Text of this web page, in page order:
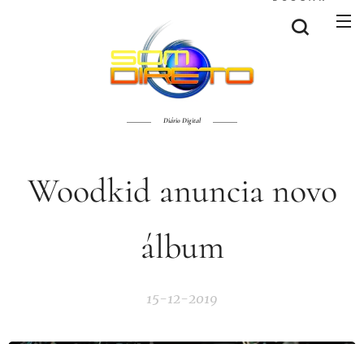
Diário Digital
Woodkid anuncia novo
álbum
15-12-2019